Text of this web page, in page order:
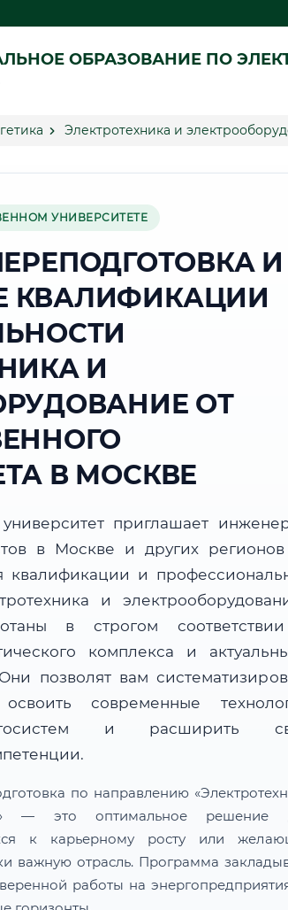
ОБРАЗОВАНИЕ ПО
Электротехника и
УНИВЕРСИТЕТЕ
И
КВАЛИФИКАЦИИ
И
ОТ
В МОСКВЕ
приглашает
в Москве и других
и
и
в строгом
комплекса и
позволят вам
современные
и расширить
по направлению
— это оптимальное решение
к карьерному росту или
важную отрасль. Программа
работы на